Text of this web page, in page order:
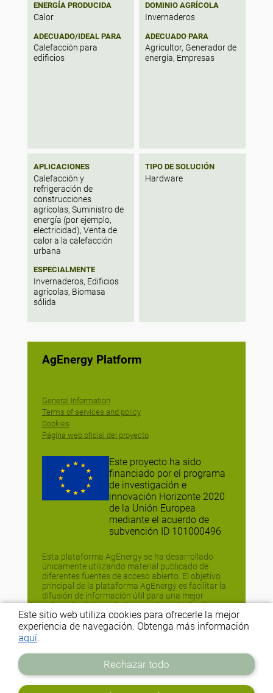
ENERGÍA PRODUCIDA
Calor
ADECUADO/IDEAL PARA
Calefacción para
edificios
DOMINIO AGRÍCOLA
Invernaderos
ADECUADO PARA
Agricultor, Generador de
energía, Empresas
APLICACIONES
Calefacción y
refrigeración de
construcciones
agrícolas, Suministro de
energía (por ejemplo,
electricidad), Venta de
calor a la calefacción
urbana
ESPECIALMENTE
Invernaderos, Edificios
agrícolas, Biomasa
sólida
TIPO DE SOLUCIÓN
Hardware
AgEnergy Platform
General Information
Terms of services and policy
Cookies
Página web oficial del proyecto
Este proyecto ha sido
financiado por el programa
de investigación e
innovación Horizonte 2020
de la Unión Europea
mediante el acuerdo de
subvención ID 101000496
Esta plataforma AgEnergy se ha desarrollado
únicamente utilizando material publicado de
diferentes fuentes de acceso abierto. El objetivo
principal de la plataforma AgEnergy es facilitar la
difusión de información útil para una mejor
aplicación de las estrategias y tecnologías libres
de energía fósil (FEFTS), y no tiene fines
comerciales o comparativos. Si no estás de
acuerdo con la difusión de la información, ponte
info@agrofossilfree.eu
Este sitio web utiliza cookies para ofrecerle la mejor
experiencia de navegación. Obtenga más información
aquí.
Rechazar todo